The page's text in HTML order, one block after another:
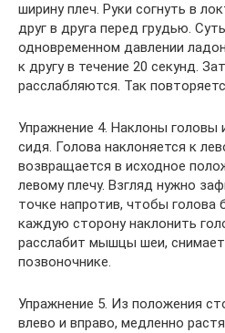
ширину плеч. Руки согнуть в
друг в друга перед грудью.
одновременном давлении
к другу в течение 20 секунд.
расслабляются. Так
Упражнение 4. Наклоны головы
сидя. Голова наклоняется к
возвращается в исходное
левому плечу. Взгляд нужно
точке напротив, чтобы голова
каждую сторону наклонить
расслабит мышцы шеи,
позвоночнике.
Упражнение 5. Из положения
влево и вправо, медленно